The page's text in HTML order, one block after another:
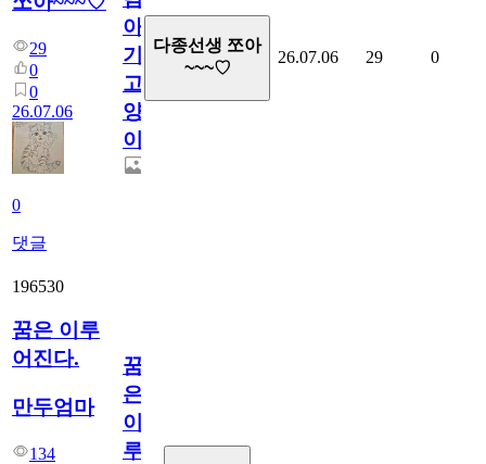
29
0
0
26.07.06
0
댓글
아
기
고
양
이
다종선생 쪼아
~~~♡
26.07.06 29 0
196530
꿈은 이루
어진다.
만두엄마
134
꿈
은
이
루